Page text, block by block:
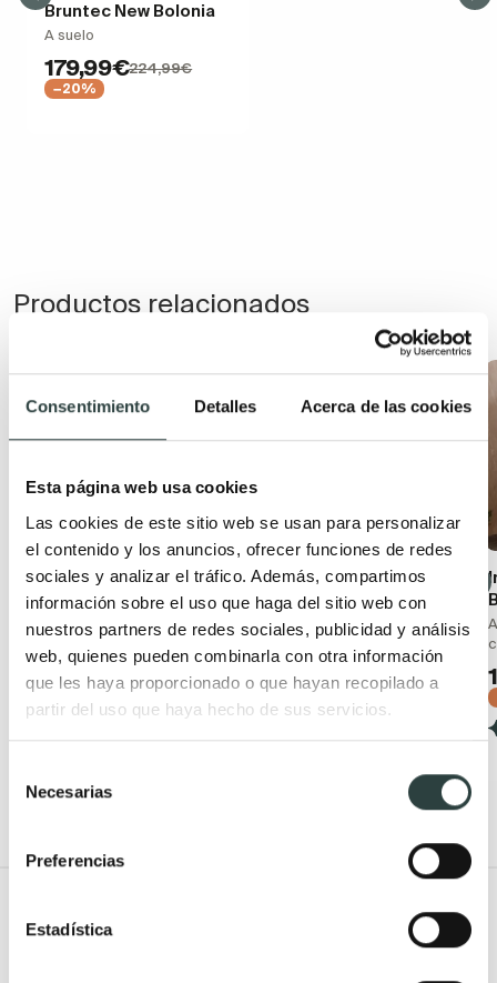
Consentimiento Detalles Acerca de las cookies
Esta página web usa cookies
Las cookies de este sitio web se usan para personalizar
el contenido y los anuncios, ofrecer funciones de redes
sociales y analizar el tráfico. Además, compartimos
información sobre el uso que haga del sitio web con
nuestros partners de redes sociales, publicidad y análisis
web, quienes pueden combinarla con otra información
que les haya proporcionado o que hayan recopilado a
partir del uso que haya hecho de sus servicios.
Necesarias
Preferencias
Estadística
Bruntec New Bolonia
A suelo
179,99€224,99€
−20%
Productos relacionados
Pack inodoro + bidé
Roc Bruntec
Al suelo, Rimless con tapa
amortiguada
249,63€406,56€
Inodoro compacto
Bruntec Roundy
A suelo tornado tapa
amortiguada extra slim
195,00€286,77€